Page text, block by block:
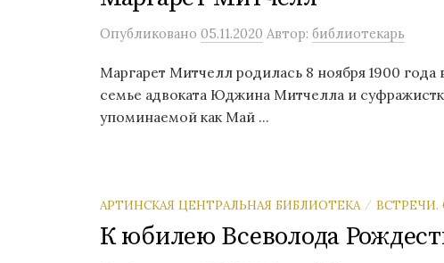
Опубликовано 05.11.2020 Автор: библиотекарь
Маргарет Митчелл родилась 8 ноября 1900
семье адвоката Юджина Митчелла и
упоминаемой как Май ...
АРТИНСКАЯ ЦЕНТРАЛЬНАЯ БИБЛИОТЕКА /
К юбилею Всеволода